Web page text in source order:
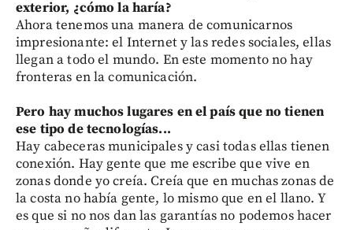
exterior, ¿cómo la haría?
Ahora tenemos una manera de comunicarnos
impresionante: el Internet y las redes sociales, ellas
llegan a todo el mundo. En este momento no hay
fronteras en la comunicación.
Pero hay muchos lugares en el país que no tienen
ese tipo de tecnologías...
Hay cabeceras municipales y casi todas ellas tienen
conexión. Hay gente que me escribe que vive en
zonas donde yo creía. Creía que en muchas zonas de
la costa no había gente, lo mismo que en el llano. Y
es que si no nos dan las garantías no podemos hacer